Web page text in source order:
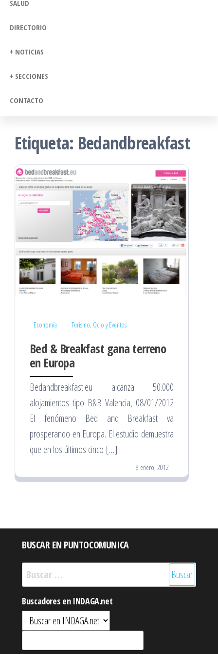
SALUD
DIRECTORIO
+ NOTICIAS
+ SECCIONES
CONTACTO
Etiqueta: Bedandbreakfast
Economía Turismo, Ocio y Eventos
Bed & Breakfast gana terreno
en Europa
Bedandbreakfast.eu alcanza 50.000
alojamientos tipo B&B Valencia, 08/01/2012
El fenómeno Bed and Breakfast va
prosperando en Europa. El estudio demuestra
que en los últimos cinco […]
8 enero, 2012
BUSCAR EN PUNTOCOMUNICA
Buscar:
Buscadores en INDAGA.net